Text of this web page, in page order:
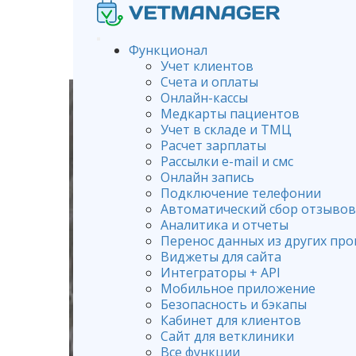
Функционал
Учет клиентов
Счета и оплаты
Онлайн-кассы
Медкарты пациентов
Учет в складе и ТМЦ
Расчет зарплаты
Рассылки e-mail и смс
Онлайн запись
Подключение телефонии
Автоматический сбор отзывов
Аналитика и отчеты
Перенос данных из других
Виджеты для сайта
Интеграторы + API
Мобильное приложение
Безопасность и бэкапы
Кабинет для клиентов
Сайт для ветклиники
Все функции